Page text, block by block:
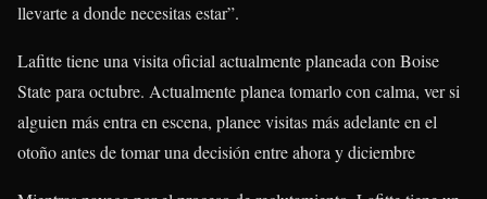
llevarte a donde necesitas estar”.
Lafitte tiene una visita oficial actualmente planeada con Boise
State para octubre. Actualmente planea tomarlo con calma, ver si
alguien más entra en escena, planee visitas más adelante en el
otoño antes de tomar una decisión entre ahora y diciembre